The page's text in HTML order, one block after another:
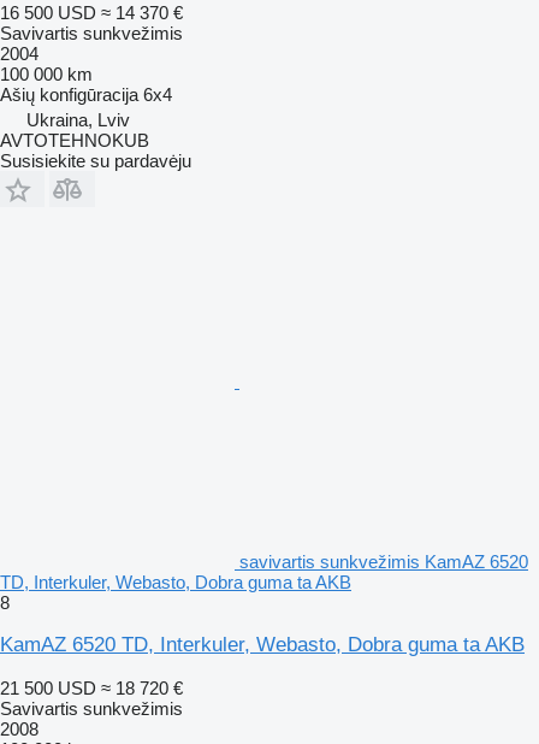
16 500 USD ≈ 14 370 €
Savivartis sunkvežimis
2004
100 000 km
Ašių konfigūracija 6x4
Ukraina, Lviv
AVTOTEHNOKUB
Susisiekite su pardavėju
savivartis sunkvežimis KamAZ 6520
TD, Interkuler, Webasto, Dobra guma ta AKB
8
KamAZ 6520 TD, Interkuler, Webasto, Dobra guma ta AKB
21 500 USD ≈ 18 720 €
Savivartis sunkvežimis
2008